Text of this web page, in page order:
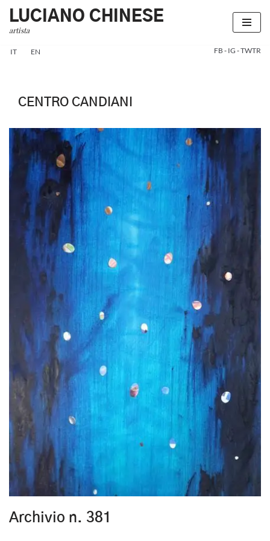
Vai
al
LUCIANO CHINESE
artista
IT EN FB - IG -TWTR
CENTRO CANDIANI
Archivio n. 381